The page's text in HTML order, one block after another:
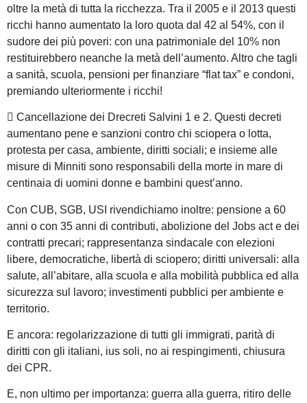
oltre la metà di tutta la ricchezza. Tra il 2005 e il 2013 questi
ricchi hanno aumentato la loro quota dal 42 al 54%, con il
sudore dei più poveri: con una patrimoniale del 10% non
restituirebbero neanche la metà dell’aumento. Altro che tagli
a sanità, scuola, pensioni per finanziare “flat tax” e condoni,
premiando ulteriormente i ricchi!
 Cancellazione dei Drecreti Salvini 1 e 2. Questi decreti
aumentano pene e sanzioni contro chi sciopera o lotta,
protesta per casa, ambiente, diritti sociali; e insieme alle
misure di Minniti sono responsabili della morte in mare di
centinaia di uomini donne e bambini quest’anno.
Con CUB, SGB, USI rivendichiamo inoltre: pensione a 60
anni o con 35 anni di contributi, abolizione del Jobs act e dei
contratti precari; rappresentanza sindacale con elezioni
libere, democratiche, libertà di sciopero; diritti universali: alla
salute, all’abitare, alla scuola e alla mobilità pubblica ed alla
sicurezza sul lavoro; investimenti pubblici per ambiente e
territorio.
E ancora: regolarizzazione di tutti gli immigrati, parità di
diritti con gli italiani, ius soli, no ai respingimenti, chiusura
dei CPR.
E, non ultimo per importanza: guerra alla guerra, ritiro delle